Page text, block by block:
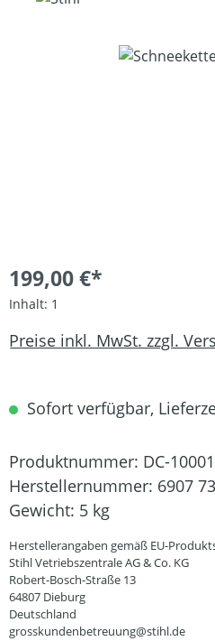
Bildergalerie überspringen
199,00 €*
Inhalt: 1
Preise inkl. MwSt. zzgl.
Sofort verfügbar,
Produktnummer: DC-
Herstellernummer: 6907
Gewicht: 5 kg
Herstellerangaben gemäß EU-
Stihl Vetriebszentrale AG & Co. KG
Robert-Bosch-Straße 13
64807 Dieburg
Deutschland
grosskundenbetreuung@stihl.de